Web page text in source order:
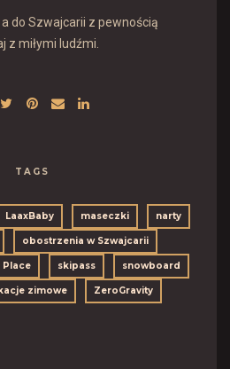
a do Szwajcarii z pewnością
z miłymi ludźmi.
TAGS
LaaxBaby maseczki narty
obostrzenia w Szwajcarii
Place skipass snowboard
zimowe ZeroGravity